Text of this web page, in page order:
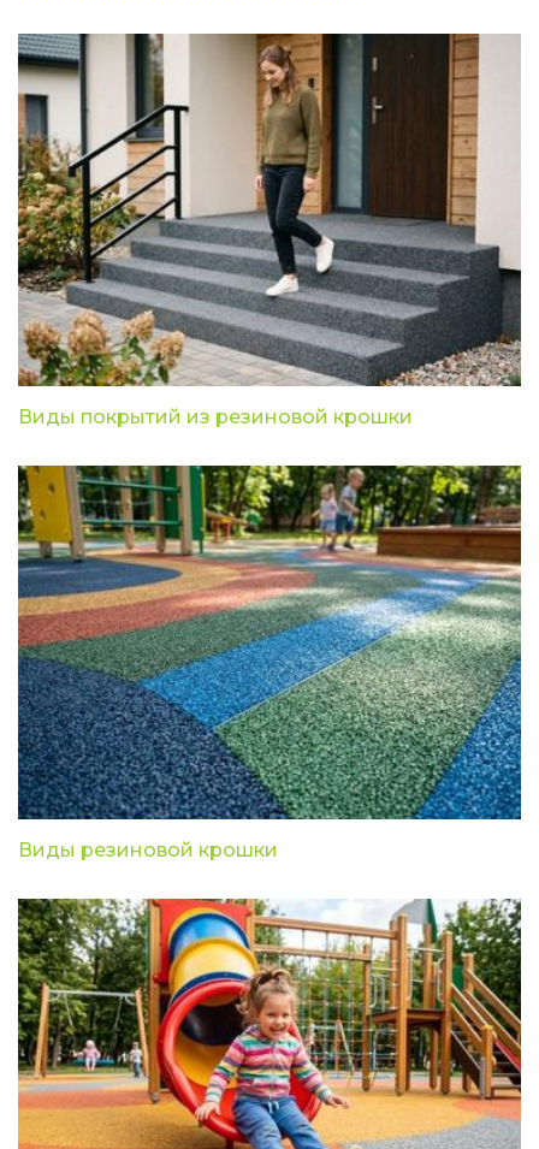
Виды покрытий из резиновой крошки
Виды резиновой крошки